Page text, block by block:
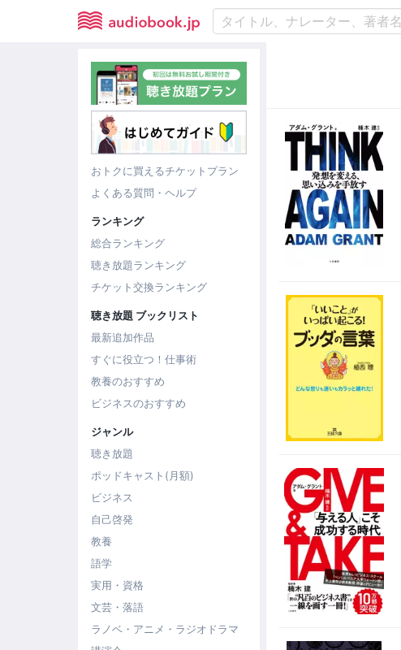
おトクに買えるチケットプラン
よくある質問・ヘルプ
ランキング
総合ランキング
聴き放題ランキング
チケット交換ランキング
聴き放題 ブックリスト
最新追加作品
すぐに役立つ！仕事術
教養のおすすめ
ビジネスのおすすめ
ジャンル
聴き放題
ポッドキャスト(月額)
ビジネス
自己啓発
教養
語学
実用・資格
文芸・落語
ラノベ・アニメ・ラジオドラマ